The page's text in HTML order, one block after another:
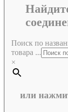
Поиск по
товара ...
×
или